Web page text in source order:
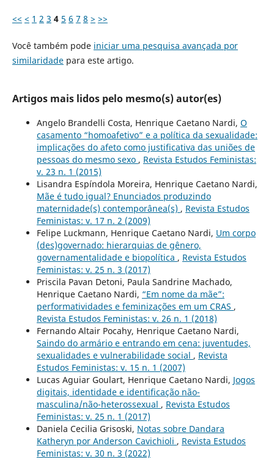
<< < 1 2 3 4 5 6 7 8 > >>
Você também pode iniciar uma pesquisa avançada por
similaridadepara este artigo.
Artigos mais lidos pelo mesmo(s) autor(es)
Angelo Brandelli Costa, Henrique Caetano Nardi, O
casamento “homoafetivo” e a política da sexualidade:
implicações do afeto como justificativa das uniões de
pessoas do mesmo sexo , Revista Estudos Feministas:
v. 23 n. 1 (2015)
Lisandra Espíndola Moreira, Henrique Caetano Nardi,
Mãe é tudo igual? Enunciados produzindo
maternidade(s) contemporânea(s) , Revista Estudos
Feministas: v. 17 n. 2 (2009)
Felipe Luckmann, Henrique Caetano Nardi, Um corpo
(des)governado: hierarquias de gênero,
governamentalidade e biopolítica , Revista Estudos
Feministas: v. 25 n. 3 (2017)
Priscila Pavan Detoni, Paula Sandrine Machado,
Henrique Caetano Nardi, “Em nome da mãe”:
performatividades e feminizações em um CRAS ,
Revista Estudos Feministas: v. 26 n. 1 (2018)
Fernando Altair Pocahy, Henrique Caetano Nardi,
Saindo do armário e entrando em cena: juventudes,
sexualidades e vulnerabilidade social , Revista
Estudos Feministas: v. 15 n. 1 (2007)
Lucas Aguiar Goulart, Henrique Caetano Nardi, Jogos
digitais, identidade e identificação não-
masculina/não-heterossexual , Revista Estudos
Feministas: v. 25 n. 1 (2017)
Daniela Cecilia Grisoski, Notas sobre Dandara
Katheryn por Anderson Cavichioli , Revista Estudos
Feministas: v. 30 n. 3 (2022)